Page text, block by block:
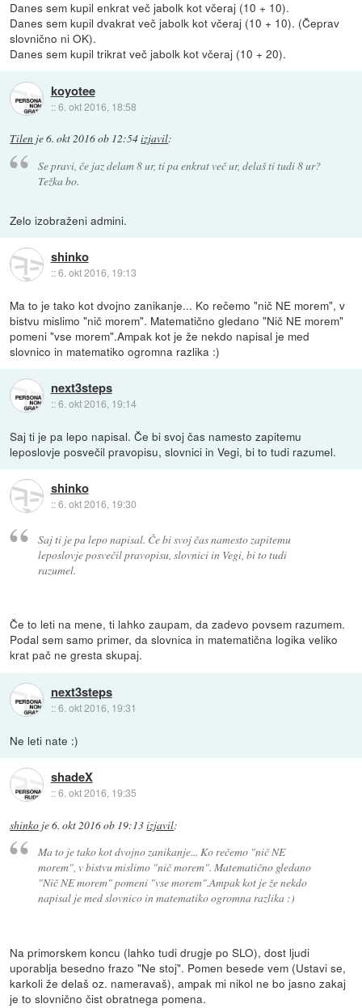
Danes sem kupil enkrat več jabolk kot včeraj (10 + 10).
Danes sem kupil dvakrat več jabolk kot včeraj (10 + 10). (Čeprav
slovnično ni OK).
Danes sem kupil trikrat več jabolk kot včeraj (10 + 20).
koyotee
::6. okt 2016, 18:58
Tilen je6. okt 2016 ob 12:54izjavil:
Se pravi, če jaz delam 8 ur, ti pa enkrat več ur, delaš ti tudi 8 ur?
Težka bo.
Zelo izobraženi admini.
shinko
::6. okt 2016, 19:13
Ma to je tako kot dvojno zanikanje... Ko rečemo "nič NE morem", v
bistvu mislimo "nič morem". Matematično gledano "Nič NE morem"
pomeni "vse morem".Ampak kot je že nekdo napisal je med
slovnico in matematiko ogromna razlika :)
next3steps
::6. okt 2016, 19:14
Saj ti je pa lepo napisal. Če bi svoj čas namesto zapitemu
leposlovje posvečil pravopisu, slovnici in Vegi, bi to tudi razumel.
shinko
::6. okt 2016, 19:30
Saj ti je pa lepo napisal. Če bi svoj čas namesto zapitemu
leposlovje posvečil pravopisu, slovnici in Vegi, bi to tudi
razumel.
Če to leti na mene, ti lahko zaupam, da zadevo povsem razumem.
Podal sem samo primer, da slovnica in matematična logika veliko
krat pač ne gresta skupaj.
next3steps
::6. okt 2016, 19:31
Ne leti nate :)
shadeX
::6. okt 2016, 19:35
shinko je6. okt 2016 ob 19:13izjavil:
Ma to je tako kot dvojno zanikanje... Ko rečemo "nič NE
morem", v bistvu mislimo "nič morem". Matematično gledano
"Nič NE morem" pomeni "vse morem".Ampak kot je že nekdo
napisal je med slovnico in matematiko ogromna razlika :)
Na primorskem koncu (lahko tudi drugje po SLO), dost ljudi
uporablja besedno frazo "Ne stoj". Pomen besede vem (Ustavi se,
karkoli že delaš oz. nameravaš), ampak mi nikol ne bo jasno zakaj
je to slovnično čist obratnega pomena.